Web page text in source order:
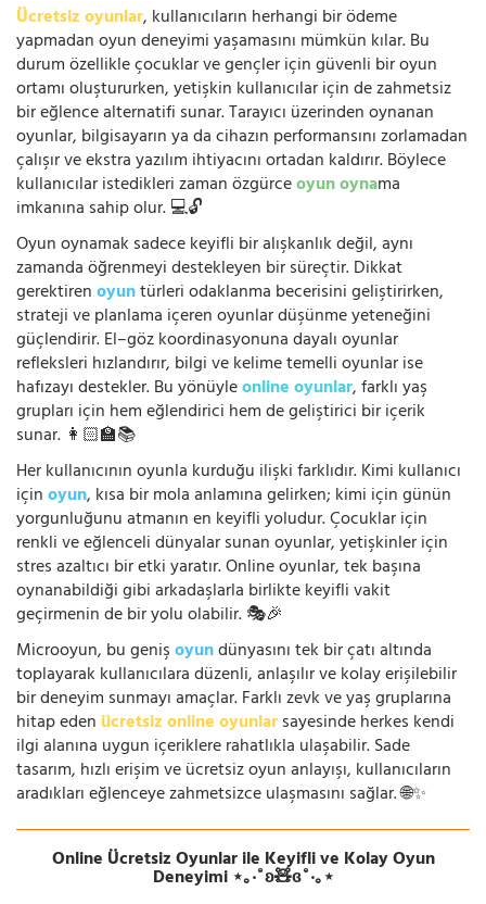
Ücretsiz oyunlar, kullanıcıların herhangi bir ödeme
yapmadan oyun deneyimi yaşamasını mümkün kılar. Bu
durum özellikle çocuklar ve gençler için güvenli bir oyun
ortamı oluştururken, yetişkin kullanıcılar için de zahmetsiz
bir eğlence alternatifi sunar. Tarayıcı üzerinden oynanan
oyunlar, bilgisayarın ya da cihazın performansını zorlamadan
çalışır ve ekstra yazılım ihtiyacını ortadan kaldırır. Böylece
kullanıcılar istedikleri zaman özgürceoyun oynama
imkanına sahip olur. 💻🔓
Oyun oynamak sadece keyifli bir alışkanlık değil, aynı
zamanda öğrenmeyi destekleyen bir süreçtir. Dikkat
gerektirenoyuntürleri odaklanma becerisini geliştirirken,
strateji ve planlama içeren oyunlar düşünme yeteneğini
güçlendirir. El–göz koordinasyonuna dayalı oyunlar
refleksleri hızlandırır, bilgi ve kelime temelli oyunlar ise
hafızayı destekler. Bu yönüyleonline oyunlar, farklı yaş
grupları için hem eğlendirici hem de geliştirici bir içerik
sunar. 👩🏻‍🏫📚
Her kullanıcının oyunla kurduğu ilişki farklıdır. Kimi kullanıcı
içinoyun, kısa bir mola anlamına gelirken; kimi için günün
yorgunluğunu atmanın en keyifli yoludur. Çocuklar için
renkli ve eğlenceli dünyalar sunan oyunlar, yetişkinler için
stres azaltıcı bir etki yaratır. Online oyunlar, tek başına
oynanabildiği gibi arkadaşlarla birlikte keyifli vakit
geçirmenin de bir yolu olabilir. 🎭🎉
Microoyun, bu genişoyundünyasını tek bir çatı altında
toplayarak kullanıcılara düzenli, anlaşılır ve kolay erişilebilir
bir deneyim sunmayı amaçlar. Farklı zevk ve yaş gruplarına
hitap eden ücretsiz online oyunlarsayesinde herkes kendi
ilgi alanına uygun içeriklere rahatlıkla ulaşabilir. Sade
tasarım, hızlı erişim ve ücretsiz oyun anlayışı, kullanıcıların
aradıkları eğlenceye zahmetsizce ulaşmasını sağlar. 🌐✨
Online Ücretsiz Oyunlar ile Keyifli ve Kolay Oyun
Deneyimi ⋆｡‧˚ʚ🧸ɞ˚‧｡⋆